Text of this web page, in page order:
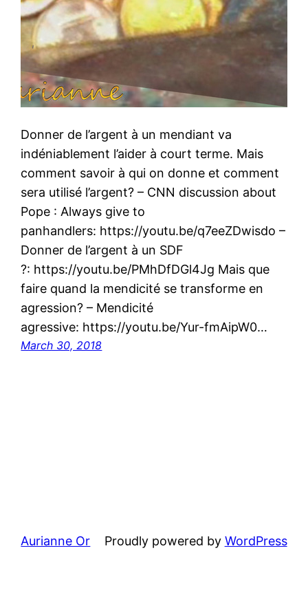
Donner de l’argent à un mendiant va
indéniablement l’aider à court terme. Mais
comment savoir à qui on donne et comment
sera utilisé l’argent? – CNN discussion about
Pope : Always give to
panhandlers: https://youtu.be/q7eeZDwisdo –
Donner de l’argent à un SDF
?: https://youtu.be/PMhDfDGl4Jg Mais que
faire quand la mendicité se transforme en
agression? – Mendicité
agressive: https://youtu.be/Yur-fmAipW0…
March 30, 2018
Aurianne Or Proudly powered by WordPress